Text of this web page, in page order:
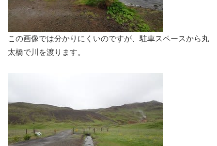
この画像では分かりにくいのですが、駐車スペースから丸
太橋で川を渡ります。